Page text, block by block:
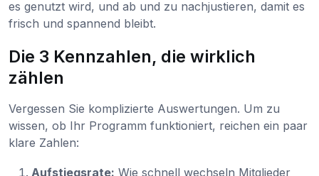
es genutzt wird, und ab und zu nachjustieren, damit es
frisch und spannend bleibt.
Die 3 Kennzahlen, die wirklich
zählen
Vergessen Sie komplizierte Auswertungen. Um zu
wissen, ob Ihr Programm funktioniert, reichen ein paar
klare Zahlen:
Aufstiegsrate: Wie schnell wechseln Mitglieder